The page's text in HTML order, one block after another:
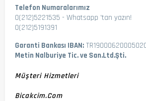
Telefon Numaralarımız
0(212)5221535 - Whatsapp 'tan yazın!
0(212)5191391
Garanti Bankası IBAN:
Metin Nalburiye Tic. ve San.Ltd.Şti.
Müşteri Hizmetleri
Bicakcim.com